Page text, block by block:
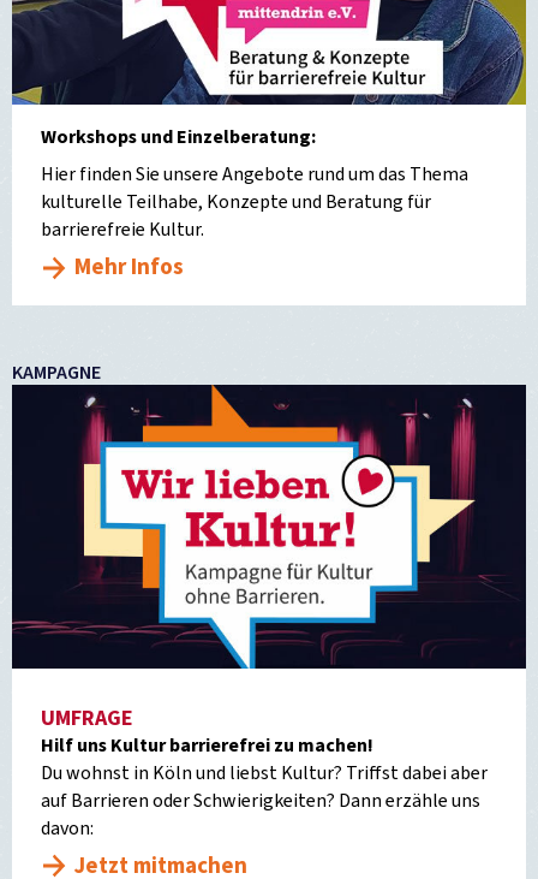
Workshops und Einzelberatung:
Hier finden Sie unsere Angebote rund um das Thema
kulturelle Teilhabe, Konzepte und Beratung für
barrierefreie Kultur.
Mehr Infos
KAMPAGNE
UMFRAGE
Hilf uns Kultur barrierefrei zu machen!
Du wohnst in Köln und liebst Kultur? Triffst dabei aber
auf Barrieren oder Schwierigkeiten? Dann erzähle uns
davon:
Jetzt mitmachen